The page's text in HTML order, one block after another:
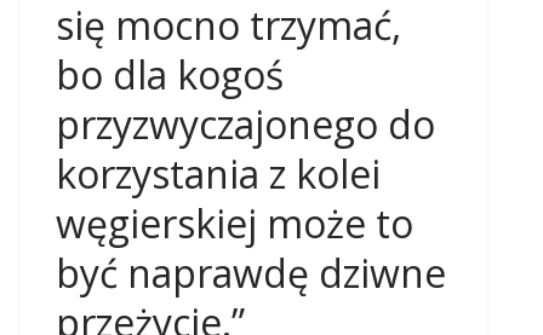
się mocno trzymać,
bo dla kogoś
przyzwyczajonego do
korzystania z kolei
węgierskiej może to
być naprawdę dziwne
przeżycie.”